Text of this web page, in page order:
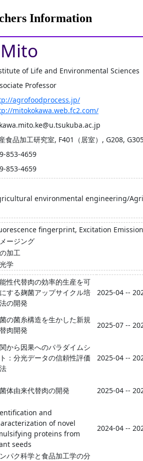
Information
Mito
of Life and Environmental Sciences
Professor
agrofoodprocess.jp/
mitokokawa.web.fc2.com/
食品加工研究室, F401（居室）, G208, G305
853-4659
853-4659
environmental engineering/
fingerprint, Excitation
ージング
加工
学
性代替肉の効率的生産を可
する麹菌アップサイクル培
の開発
2025-04 --
の菌糸構造を生かした新規
肉開発
2025-07 --
から因果へのパラダイムシ
：分光データの信頼性評価
2025-04 --
体由来代替肉の開発 2025-04 --
and
of novel
proteins from
seeds
2024-04 --
パク科学と食品加工学の分